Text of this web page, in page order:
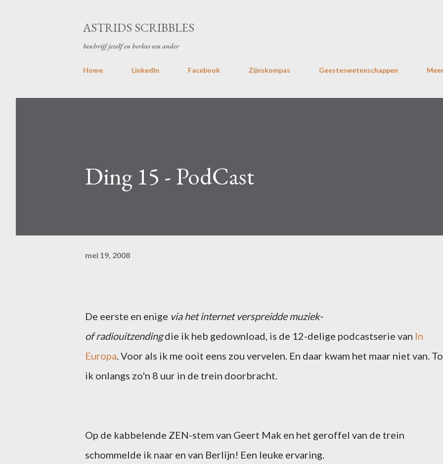
ASTRIDS SCRIBBLES
beschrijf jezelf en herlees een ander
Home LinkedIn Facebook Zijnskompas Geesteswetenschappen
Ding 15 - PodCast
mei 19, 2008
De eerste en enige via het internet verspreidde muziek-
of radiouitzendingdie ik heb gedownload, is de 12-delige podcastserie van In
Europa. Voor als ik me ooit eens zou vervelen. En daar kwam het maar niet van.
ik onlangs zo'n 8 uur in de trein doorbracht.
Op de kabbelende ZEN-stem van Geert Mak en het geroffel van de trein
schommelde ik naar en van Berlijn! Een leuke ervaring.